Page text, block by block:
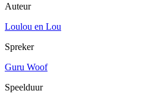
Auteur
Loulou en Lou
Spreker
Guru Woof
Speelduur